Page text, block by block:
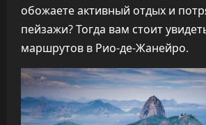
обожаете активный отдых и
пейзажи? Тогда вам стоит
маршрутов в Рио-де-Жанейро.